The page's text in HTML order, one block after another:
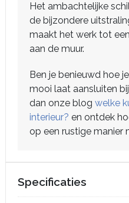
Het ambachtelijke
de bijzondere
maakt het werk tot
aan de muur.
Ben je benieuwd hoe
mooi laat aansluiten
dan onze blog welke
interieur? en ontdek
op een rustige manier
Specificaties